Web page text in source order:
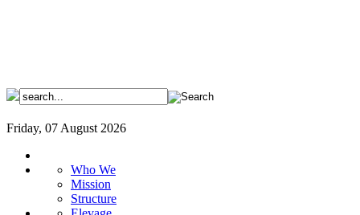
Friday, 07 August 2026
Who We
Mission
Structure